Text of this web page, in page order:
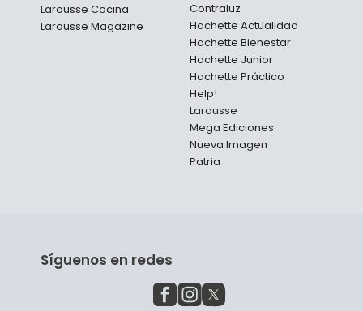
Larousse Cocina
Larousse Magazine
Contraluz
Hachette Actualidad
Hachette Bienestar
Hachette Junior
Hachette Práctico
Help!
Larousse
Mega Ediciones
Nueva Imagen
Patria
Síguenos en redes